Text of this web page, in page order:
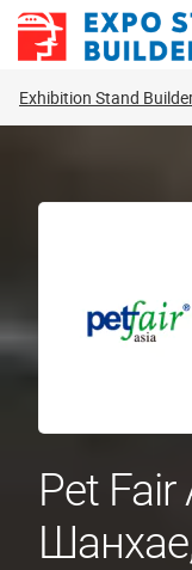
Перейти
Exhibition Stand
Pet